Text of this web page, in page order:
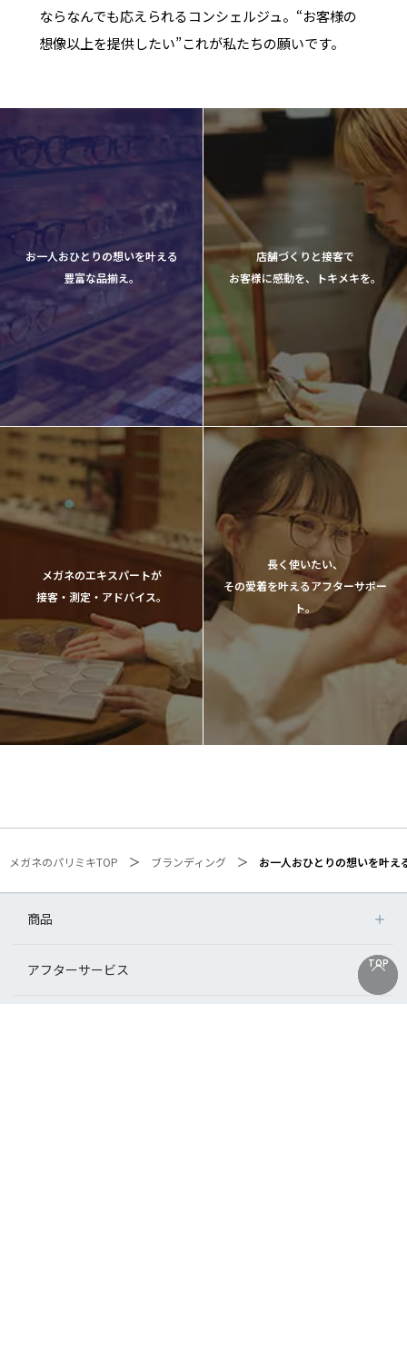
ならなんでも応えられるコンシェルジュ。“お客様の
想像以上を提供したい”これが私たちの願いです。
お一人おひとりの想いを叶える
豊富な品揃え。
店舗づくりと接客で
お客様に感動を、トキメキを。
メガネのエキスパートが
接客・測定・アドバイス。
長く使いたい、
その愛着を叶えるアフターサポー
ト。
メガネのパリミキTOP ブランディング お一人おひとりの想いを叶え
TOP
TOP
商品
アフターサービス